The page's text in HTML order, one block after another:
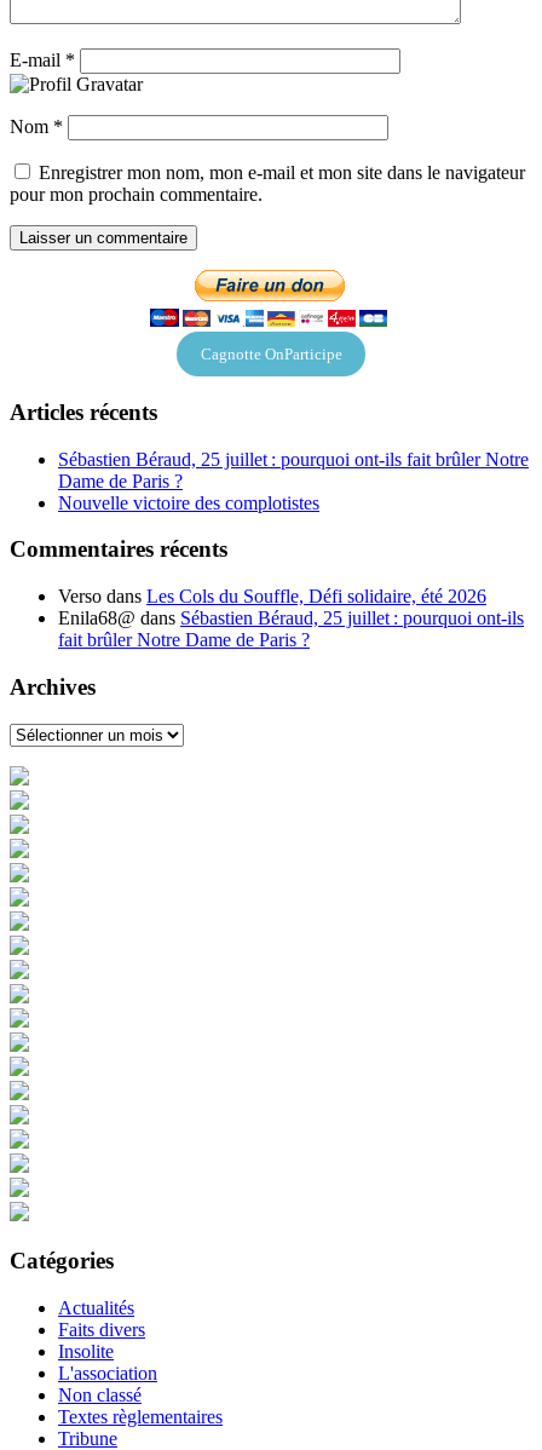
E-mail *
Nom *
Enregistrer mon nom, mon e-mail et mon site dans le navigateur
pour mon prochain commentaire.
Cagnotte OnParticipe
Articles récents
Sébastien Béraud, 25 juillet : pourquoi ont-ils fait brûler Notre
Dame de Paris ?
Nouvelle victoire des complotistes
Commentaires récents
Verso dans Les Cols du Souffle, Défi solidaire, été 2026
Enila68@ dans Sébastien Béraud, 25 juillet : pourquoi ont-ils
fait brûler Notre Dame de Paris ?
Archives
Archives
Catégories
Actualités
Faits divers
Insolite
L'association
Non classé
Textes règlementaires
Tribune